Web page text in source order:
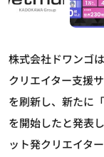
株式会社ドワンゴ
クリエイター支援
を刷新し、新たに
を開始したと発表
ット発クリエイタ